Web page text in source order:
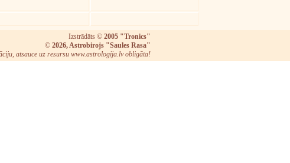
Izstrādāts © 2005 "Tronics"
© 2026, Astrobirojs "Saules Rasa"
atsauce uz resursu www.astrologija.lv obligāta!